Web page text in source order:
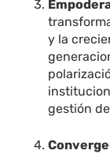
y la
gestión